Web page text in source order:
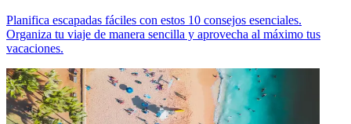
Planifica escapadas fáciles con estos 10 consejos esenciales.
Organiza tu viaje de manera sencilla y aprovecha al máximo tus
vacaciones.